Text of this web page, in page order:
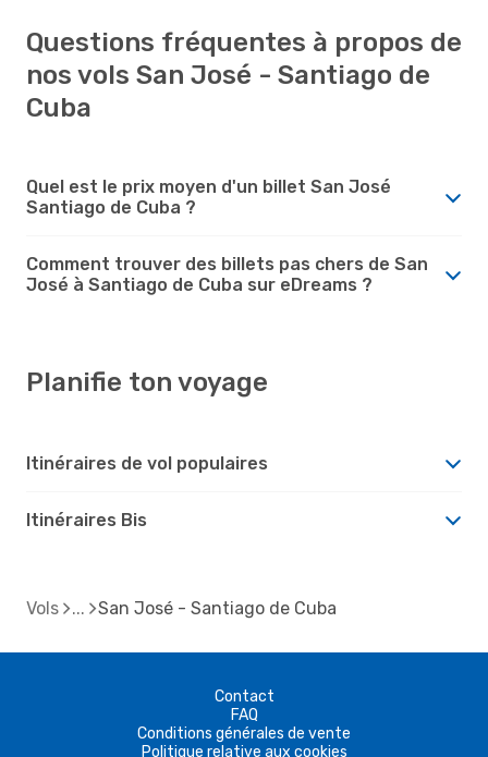
Questions fréquentes à propos de
nos vols San José - Santiago de
Cuba
Quel est le prix moyen d'un billet San José
Santiago de Cuba ?
Comment trouver des billets pas chers de San
José à Santiago de Cuba sur eDreams ?
Planifie ton voyage
Itinéraires de vol populaires
Itinéraires Bis
Vols San José - Santiago de Cuba
Contact
FAQ
Conditions générales de vente
Politique relative aux cookies